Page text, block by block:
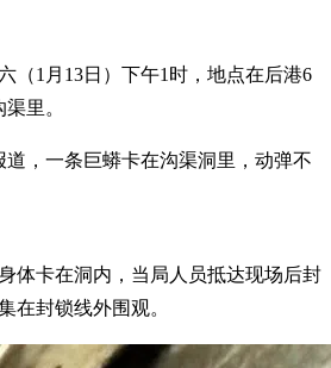
（1月13日）下午1时，地点在后港6
里。
道，一条巨蟒卡在沟渠洞里，动弹不
体卡在洞内，当局人员抵达现场后封
在封锁线外围观。